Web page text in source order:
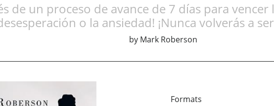
de un proceso de avance de 7 días para
o la ansiedad! ¡Nunca volverás a
by Mark Roberson
Formats